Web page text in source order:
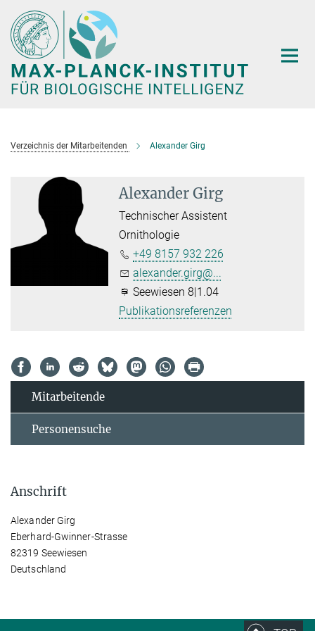
Hauptinhalt
Verzeichnis der Mitarbeitenden Alexander Girg
Alexander Girg
Technischer Assistent
Ornithologie
+49 8157 932 226
alexander.girg@...
Seewiesen 8|1.04
Publikationsreferenzen
Mitarbeitende
Personensuche
Anschrift
Alexander Girg
Eberhard-Gwinner-Strasse
82319 Seewiesen
Deutschland